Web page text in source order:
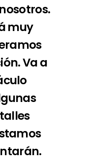
muy
Va a